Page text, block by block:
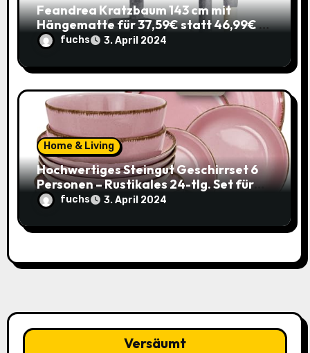
Feandrea Kratzbaum 143 cm mit
Hängematte für 37,59€ statt 46,99€ –
Katzenspaß zum Sparpreis!
fuchs 3. April 2024
Home & Living
Hochwertiges Steingut Geschirrset 6
Personen – Rustikales 24-tlg. Set für
nur 49,95€ statt 119,95€
fuchs 3. April 2024
Versäumt